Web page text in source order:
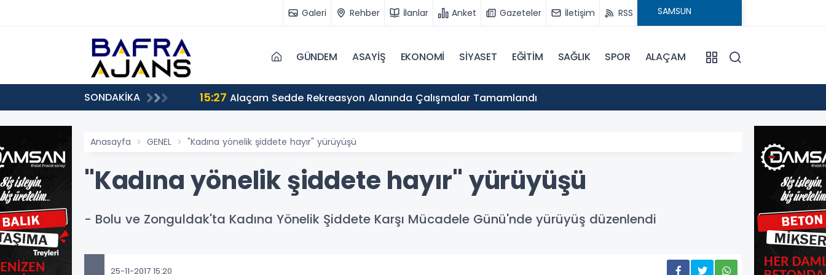
Galeri Rehber İlanlar Anket Gazeteler İletişim RSS
GÜNDEM ASAYİŞ EKONOMİ SİYASET EĞİTİM SAĞLIK SPOR ALAÇAM
SONDAKİKA 15:27 Alaçam Sedde Rekreasyon Alanında Çalışmalar Tamamlandı
Anasayfa GENEL "Kadına yönelik şiddete hayır" yürüyüşü
"Kadına yönelik şiddete hayır" yürüyüşü
- Bolu ve Zonguldak'ta Kadına Yönelik Şiddete Karşı Mücadele Günü'nde yürüyüş düzenlendi
25-11-2017 15:20